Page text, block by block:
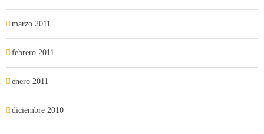
marzo 2011
febrero 2011
enero 2011
diciembre 2010